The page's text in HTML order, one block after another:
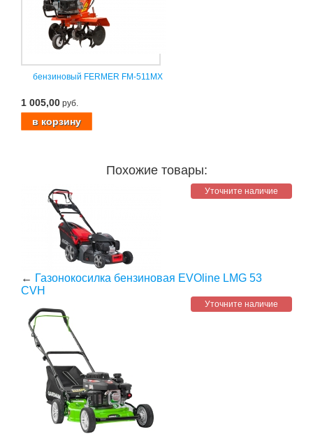
бензиновый FERMER FM-511MX
1 005,00 руб.
Похожие товары:
Уточните наличие
← Газонокосилка бензиновая EVOline LMG 53
CVH
Уточните наличие